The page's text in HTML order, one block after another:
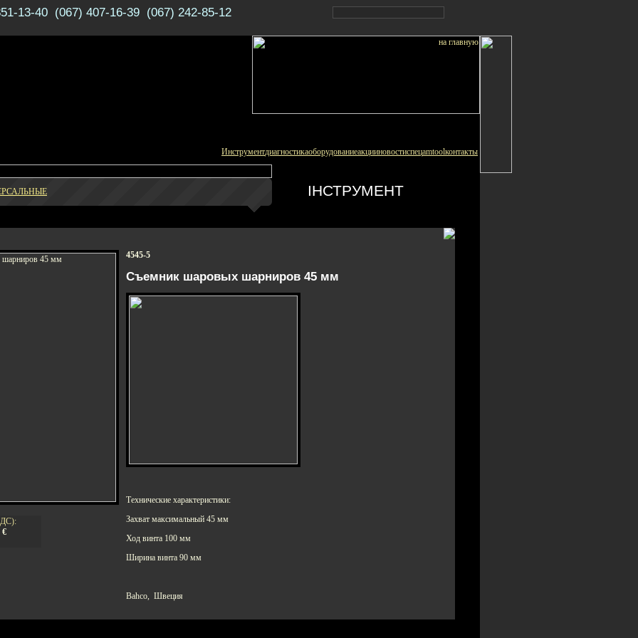
13-40 (067) 407-16-39 (067) 242-85-12
Инструментдиагностикаоборудованиеакцииновостиспецamtoolконтакты
ІНСТРУМЕНТ
€
4545-5
Съемник шаровых шарниров 45 мм
Технические характеристики:
Захват максимальный 45 мм
Ход винта 100 мм
Ширина винта 90 мм
Bahco, Швеция